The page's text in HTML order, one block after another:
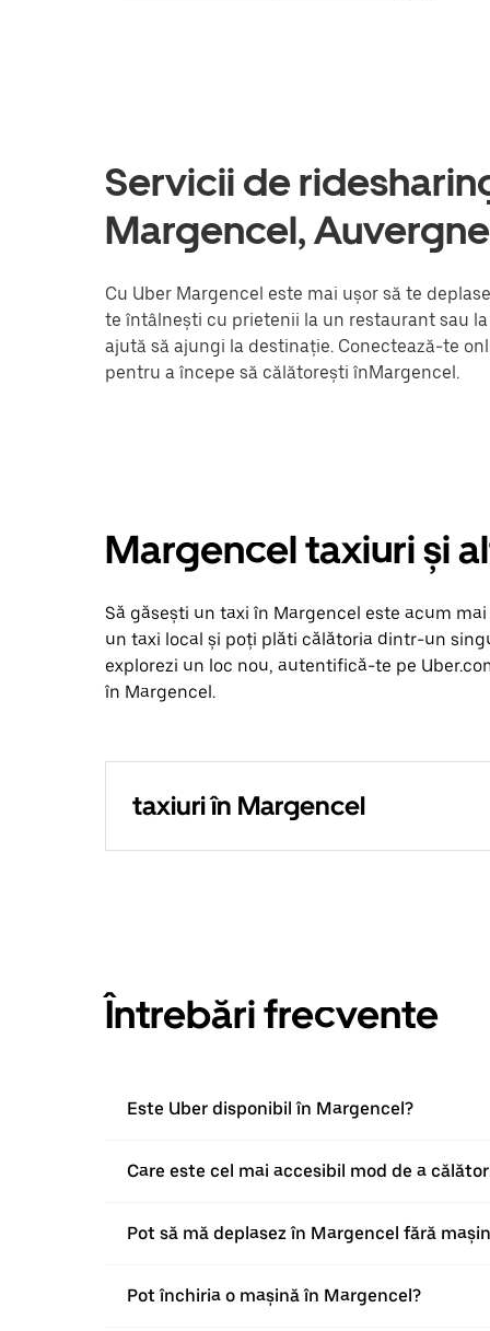
Servicii de
Margencel,
Cu Uber Margencel este mai ușor să te
te întâlnești cu prietenii la un restaurant sau
ajută să ajungi la destinație. Conectează-te
pentru a începe să călătorești înMargencel.
Margencel taxiuri și
Să găsești un taxi în Margencel este acum
un taxi local și poți plăti călătoria dintr-un
explorezi un loc nou, autentifică-te pe
în Margencel.
taxiuri în Margencel
Întrebări frecvente
Este Uber disponibil în Margencel?
Care este cel mai accesibil mod de a
Pot să mă deplasez în Margencel fără
Pot închiria o mașină în Margencel?